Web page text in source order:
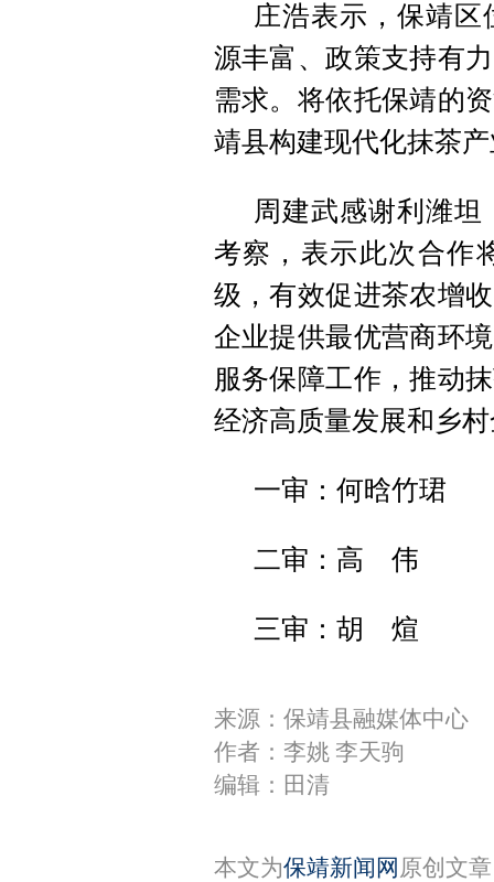
庄浩表示，保靖
源丰富、政策支持有
需求。将依托保靖的
靖县构建现代化抹茶
周建武感谢利潍
考察，表示此次合作
级，有效促进茶农增
企业提供最优营商环
服务保障工作，推动
经济高质量发展和乡
一审：何晗竹珺
二审：高 伟
三审：胡 煊
来源：保靖县融媒体中心
作者：李姚 李天驹
编辑：田清
本文为保靖新闻网 原创文